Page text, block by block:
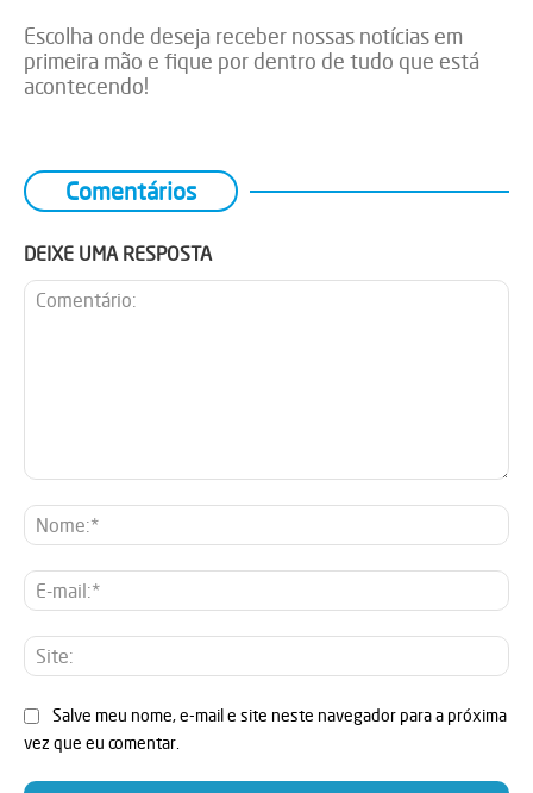
Escolha onde deseja receber nossas notícias em
primeira mão e fique por dentro de tudo que está
acontecendo!
Comentários
DEIXE UMA RESPOSTA
E-
Salve meu nome, e-mail e site neste navegador para a próxima
vez que eu comentar.